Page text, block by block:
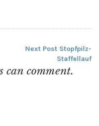
Next Post Stopfpilz-
Staffellauf
can comment.